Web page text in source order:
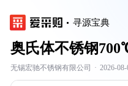
寻源宝典
奥氏体不锈钢
无锡宏驰不锈钢有限公司 · 2026-